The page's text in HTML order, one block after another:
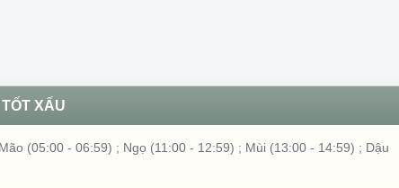
XẤU
Mão (05:00 - 06:59) ; Ngọ (11:00 - 12:59) ; Mùi (13:00 - 14:59) ; Dậu